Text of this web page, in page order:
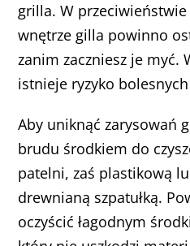
grilla. W
wnętrze gilla powinno
zanim zaczniesz je myć.
istnieje ryzyko
Aby uniknąć zarysowań
brudu środkiem do
patelni, zaś plastikową
drewnianą szpatułką.
oczyścić łagodnym